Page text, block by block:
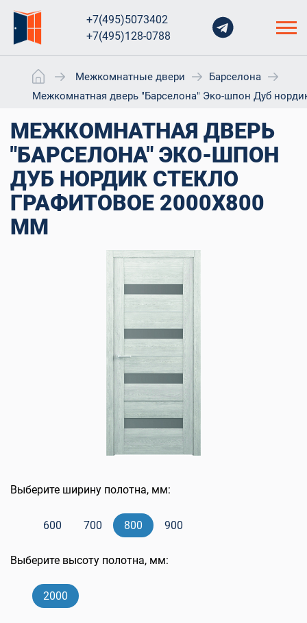
+7(495)5073402
+7(495)128-0788
Межкомнатные двери
Барселона
Межкомнатная дверь "Барселона" Эко-шпон Дуб
МЕЖКОМНАТНАЯ ДВЕРЬ
"БАРСЕЛОНА" ЭКО-ШПОН
ДУБ НОРДИК СТЕКЛО
ГРАФИТОВОЕ 2000X800
ММ
Выберите ширину полотна, мм:
600 700 800 900
Выберите высоту полотна, мм:
2000